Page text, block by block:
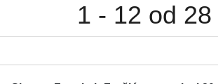
1 - 12 od 28